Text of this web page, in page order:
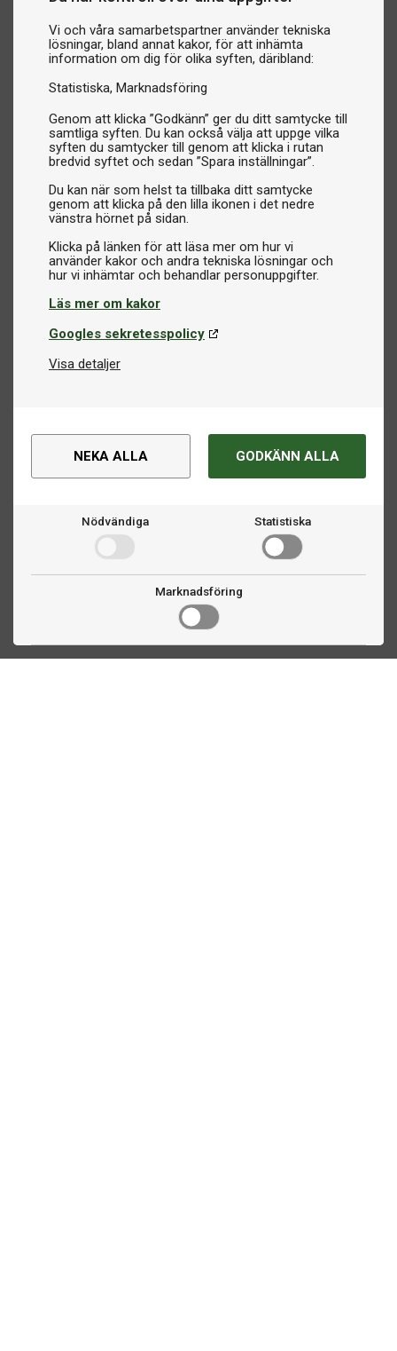
Vi och våra samarbetspartner använder tekniska
lösningar, bland annat kakor, för att inhämta
information om dig för olika syften, däribland:
Statistiska Marknadsföring
Genom att klicka ”Godkänn” ger du ditt samtycke till
samtliga syften. Du kan också välja att uppge vilka
syften du samtycker till genom att klicka i rutan
bredvid syftet och sedan ”Spara inställningar”.
Du kan när som helst ta tillbaka ditt samtycke
genom att klicka på den lilla ikonen i det nedre
vänstra hörnet på sidan.
Klicka på länken för att läsa mer om hur vi
använder kakor och andra tekniska lösningar och
Läs mer om kakor
Googles sekretesspolicy
Visa detaljer
NEKA ALLA GODKÄNN ALLA
Nödvändiga Statistiska
Marknadsföring